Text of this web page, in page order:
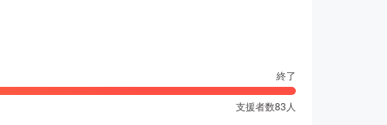
終了
支援者数83 人